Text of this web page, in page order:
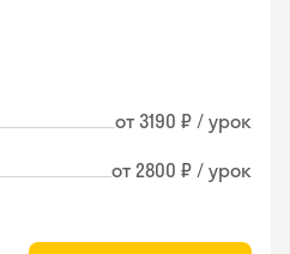
от 3190 ₽ / урок
от 2800 ₽ / урок